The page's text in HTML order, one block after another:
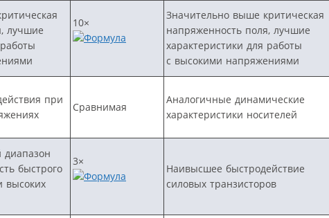
лучшие
10×
Значительно выше критическая
напряженность поля, лучшие
характеристики для работы
с высокими напряжениями
при
Сравнимая
Аналогичные динамические
характеристики носителей
быстрого
высоких
3×
Наивысшее быстродействие
силовых транзисторов